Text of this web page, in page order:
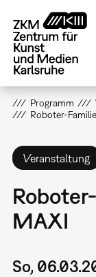
zum
Inhalt
Programm
Roboter-
Veranstaltung
MAXI
So,